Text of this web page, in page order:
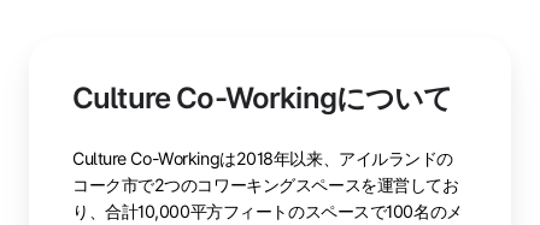
Culture Co-Workingについて
Culture Co-Workingは2018年以来、アイルランドの
コーク市で2つのコワーキングスペースを運営してお
り、合計10,000平方フィートのスペースで100名のメ